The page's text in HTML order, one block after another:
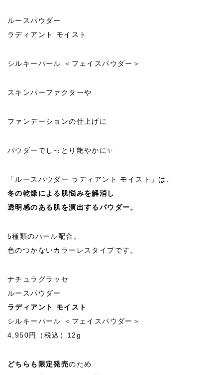
ルースパウダー
ラディアント モイスト
シルキーパール ＜フェイスパウダー＞
スキンパーファクターや
ファンデーションの仕上げに
パウダーでしっとり艶やかに✨
「ルースパウダー ラディアント モイスト」は、
冬の乾燥による肌悩みを解消し
透明感のある肌を演出するパウダー。
5種類のパール配合。
色のつかないカラーレスタイプです。
ナチュラグラッセ
ルースパウダー
ラディアント モイスト
シルキーパール ＜フェイスパウダー＞
4,950円（税込）12g
どちらも限定発売のため